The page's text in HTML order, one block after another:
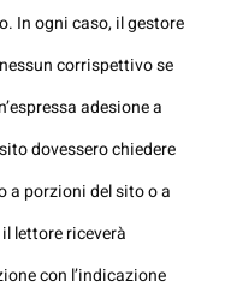
In ogni caso, il gestore
corrispettivo se
adesione a
dovessero chiedere
a porzioni del sito o a
lettore riceverà
con l’indicazione